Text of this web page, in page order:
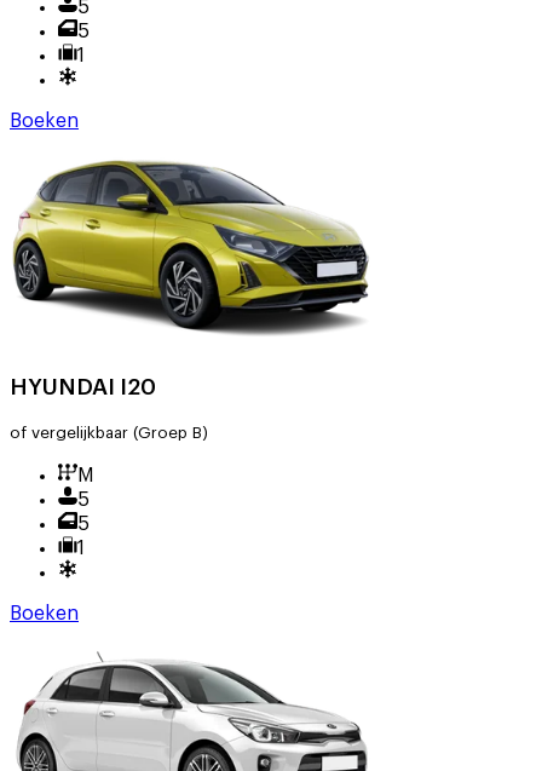
5
5
1
Boeken
HYUNDAI I20
of vergelijkbaar (Groep B)
M
5
5
1
Boeken